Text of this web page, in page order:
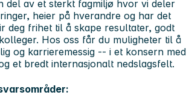
del av et sterkt fagmiljø hvor vi deler
heier på hverandre og har det
deg frihet til å skape resultater, godt
Hos oss får du muligheter til å
og karrieremessig -- i et konsern med
et bredt internasjonalt nedslagsfelt.